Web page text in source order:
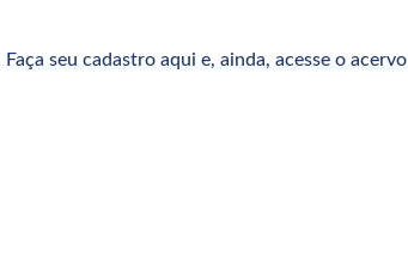
Faça seu cadastro aqui e, ainda, acesse o acervo